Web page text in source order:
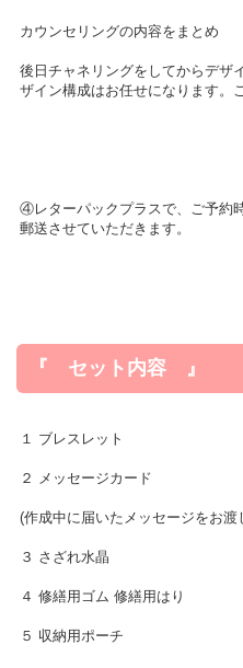
カウンセリングの内容をまとめ
後日チャネリングをしてからデザ
ザイン構成はお任せになります。
④レターパックプラスで、ご予約
郵送させていただきます。
『 セット内容 』
１ ブレスレット
２ メッセージカード
(作成中に届いたメッセージをお渡
３ さざれ水晶
４ 修繕用ゴム 修繕用はり
５ 収納用ポーチ